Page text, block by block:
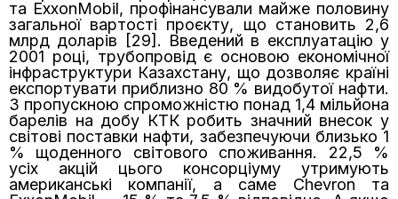
та ExxonMobil, профінансували майже половину
загальної вартості проєкту, що становить 2,6
млрд доларів [29]. Введений в експлуатацію у
2001 році, трубопровід є основою економічної
інфраструктури Казахстану, що дозволяє країні
експортувати приблизно 80 % видобутої нафти.
З пропускною спроможністю понад 1,4 мільйона
барелів на добу КТК робить значний внесок у
світові поставки нафти, забезпечуючи близько 1
% щоденного світового споживання. 22,5 %
усіх акцій цього консорціуму утримують
американські компанії, а саме Chevron та